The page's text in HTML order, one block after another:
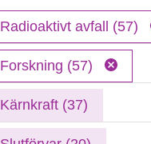
Radioaktivt avfall (57)
Forskning (57)
Kärnkraft (37)